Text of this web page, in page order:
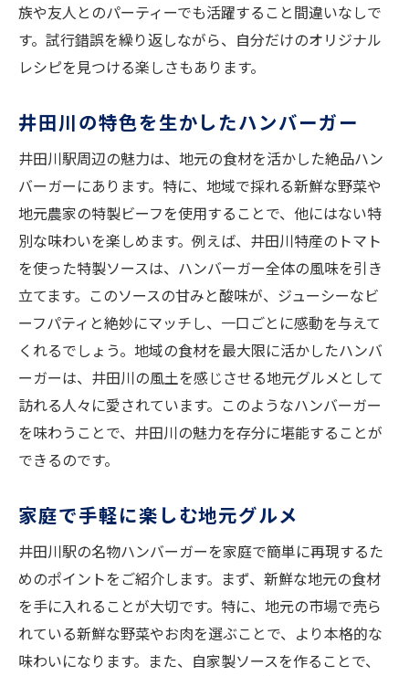
族や友人とのパーティーでも活躍すること間違いなしで
す。試行錯誤を繰り返しながら、自分だけのオリジナル
レシピを見つける楽しさもあります。
井田川の特色を生かしたハンバーガー
井田川駅周辺の魅力は、地元の食材を活かした絶品ハン
バーガーにあります。特に、地域で採れる新鮮な野菜や
地元農家の特製ビーフを使用することで、他にはない特
別な味わいを楽しめます。例えば、井田川特産のトマト
を使った特製ソースは、ハンバーガー全体の風味を引き
立てます。このソースの甘みと酸味が、ジューシーなビ
ーフパティと絶妙にマッチし、一口ごとに感動を与えて
くれるでしょう。地域の食材を最大限に活かしたハンバ
ーガーは、井田川の風土を感じさせる地元グルメとして
訪れる人々に愛されています。このようなハンバーガー
を味わうことで、井田川の魅力を存分に堪能することが
できるのです。
家庭で手軽に楽しむ地元グルメ
井田川駅の名物ハンバーガーを家庭で簡単に再現するた
めのポイントをご紹介します。まず、新鮮な地元の食材
を手に入れることが大切です。特に、地元の市場で売ら
れている新鮮な野菜やお肉を選ぶことで、より本格的な
味わいになります。また、自家製ソースを作ることで、